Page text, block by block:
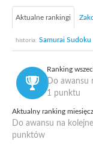
Aktualne rankingi
historia: Samurai Sudoku
Ranking
Do awansu
1 punktu
Aktualny ranking
Do awansu na
punktów